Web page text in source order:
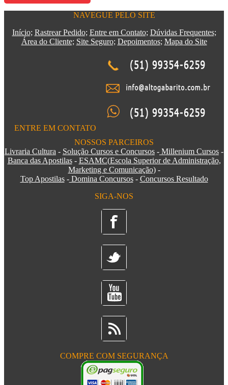
NAVEGUE PELO SITE
Início; Rastrear Pedido; Entre em Contato; Dúvidas Frequentes;
Área do Cliente; Site Seguro; Depoimentos; Mapa do Site
ENTRE EM CONTATO
NOSSOS PARCEIROS
Livraria Cultura - Solução Cursos e Concursos - Millenium Cursos -
Banca das Apostilas- ESAMC(Escola Superior de Administração,
Marketing e Comunicação)-
Top Apostilas-Domina Concursos- Concursos Resultado
SIGA-NOS
COMPRE COM SEGURANÇA